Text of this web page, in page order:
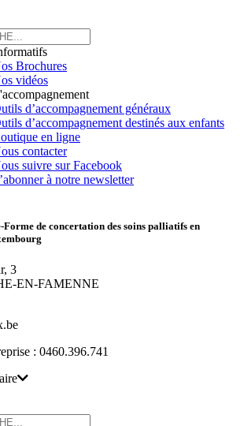
Brochures
vidéos
d’accompagnement généraux
d’accompagnement destinés aux enfants
en ligne
contacter
suivre sur Facebook
à notre newsletter
de concertation des soins palliatifs en
3
EN-FAMENNE
: 0460.396.741